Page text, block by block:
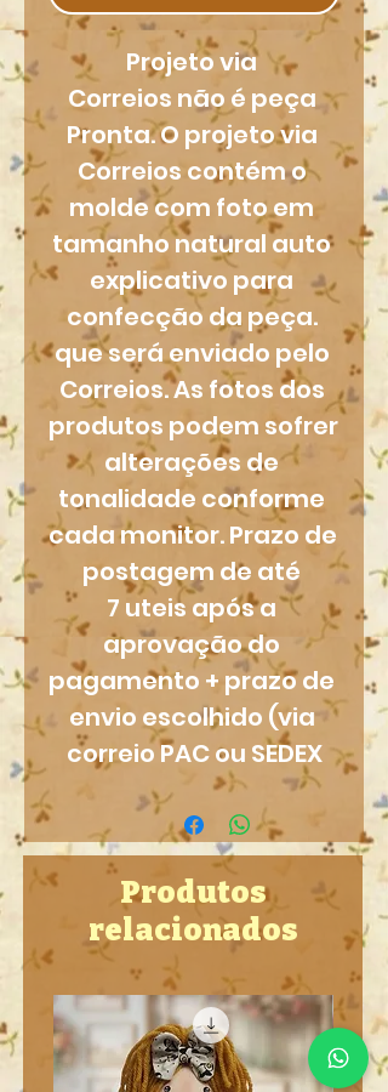
Projeto via
Correios não é peça
Pronta. O projeto via
Correios contém o
molde com foto em
tamanho natural auto
explicativo para
confecção da peça.
que será enviado pelo
Correios. As fotos dos
produtos podem sofrer
alterações de
tonalidade conforme
cada monitor. Prazo de
postagem de até
7 uteis após a
aprovação do
pagamento + prazo de
envio escolhido (via
correio PAC ou SEDEX
Produtos
relacionados